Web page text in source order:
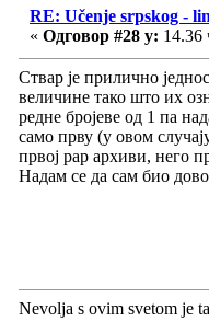
RE: Učenje srpskog -
« Одговор #28 у: 14.36
Ствар је прилично
величине тако што их
редне бројеве од 1 па
само прву (у овом
првој рар архиви, него
Надам се да сам био
Nevolja s ovim svetom je